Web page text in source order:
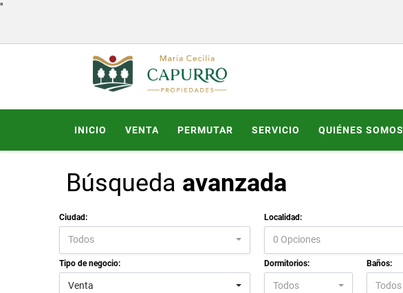
"
INICIO VENTA PERMUTAR SERVICIO QUIÉNES SOMOS
Búsqueda avanzada
Ciudad:
Todos
Localidad:
0 Opciones
Tipo de negocio:
Venta
Dormitorios:
Todos
Baños:
Todos